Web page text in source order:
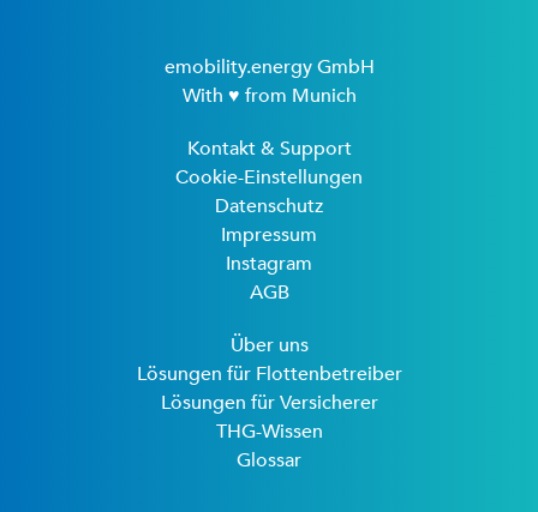
emobility.energy GmbH
With ♥ from Munich
Kontakt & Support
Cookie-Einstellungen
Datenschutz
Impressum
Instagram
AGB
Über uns
Lösungen für Flottenbetreiber
Lösungen für Versicherer
THG-Wissen
Glossar